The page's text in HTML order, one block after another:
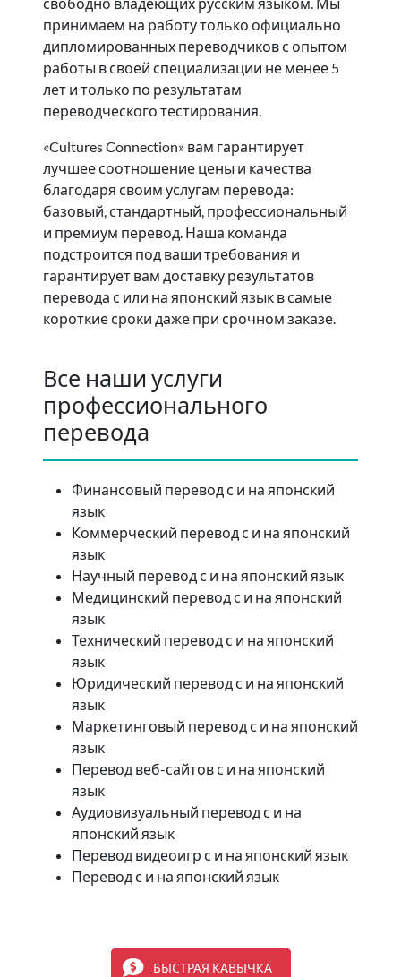
принимаем на работу только официально
дипломированных переводчиков с опытом
работы в своей специализации не менее 5
лет и только по результатам
переводческого тестирования.
«Cultures Connection» вам гарантирует
лучшее соотношение цены и качества
благодаря своим услугам перевода:
базовый, стандартный, профессиональный
и премиум перевод. Наша команда
подстроится под ваши требования и
гарантирует вам доставку результатов
перевода с или на японский язык в самые
короткие сроки даже при срочном заказе.
Все наши услуги
профессионального
перевода
Финансовый перевод с и на японский
язык
Коммерческий перевод с и на японский
язык
Научный перевод с и на японский язык
Медицинский перевод с и на японский
язык
Технический перевод с и на японский
язык
Юридический перевод с и на японский
язык
Маркетинговый перевод с и на японский
язык
Перевод веб-сайтов с и на японский
язык
Аудиовизуальный перевод с и на
японский язык
Перевод видеоигр с и на японский язык
Перевод с и на японский язык
БЫСТРАЯ КАВЫЧКА